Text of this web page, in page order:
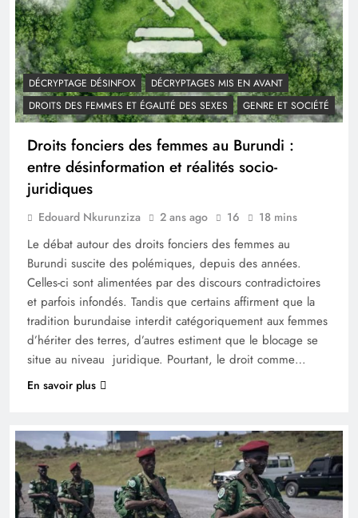
DÉCRYPTAGE DÉSINFOX
DÉCRYPTAGES MIS EN AVANT
DROITS DES FEMMES ET ÉGALITÉ DES SEXES
GENRE ET SOCIÉTÉ
Droits fonciers des femmes au Burundi :
entre désinformation et réalités socio-
juridiques
Edouard Nkurunziza 2 ans ago 16 18 mins
Le débat autour des droits fonciers des femmes au
Burundi suscite des polémiques, depuis des années.
Celles-ci sont alimentées par des discours contradictoires
et parfois infondés. Tandis que certains affirment que la
tradition burundaise interdit catégoriquement aux femmes
d’hériter des terres, d’autres estiment que le blocage se
situe au niveau juridique. Pourtant, le droit comme…
En savoir plus